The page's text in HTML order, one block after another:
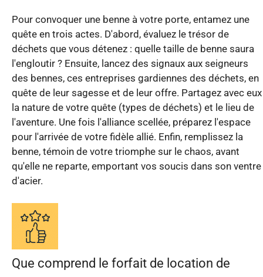
Pour convoquer une benne à votre porte, entamez une
quête en trois actes. D'abord, évaluez le trésor de
déchets que vous détenez : quelle taille de benne saura
l'engloutir ? Ensuite, lancez des signaux aux seigneurs
des bennes, ces entreprises gardiennes des déchets, en
quête de leur sagesse et de leur offre. Partagez avec eux
la nature de votre quête (types de déchets) et le lieu de
l'aventure. Une fois l'alliance scellée, préparez l'espace
pour l'arrivée de votre fidèle allié. Enfin, remplissez la
benne, témoin de votre triomphe sur le chaos, avant
qu'elle ne reparte, emportant vos soucis dans son ventre
d'acier.
Que comprend le forfait de location de